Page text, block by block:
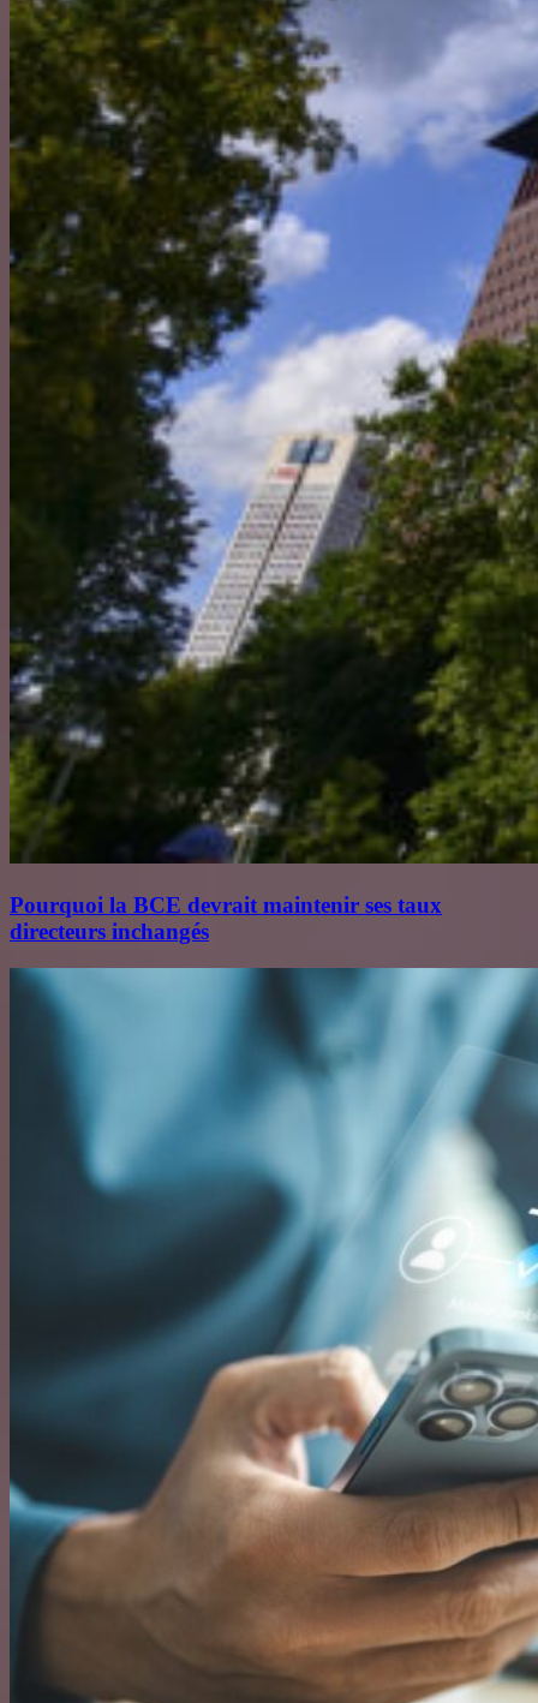
Pourquoi la BCE devrait maintenir ses taux
directeurs inchangés